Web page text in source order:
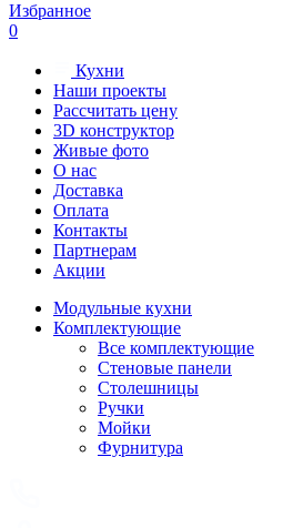
Избранное
0
Кухни
Наши проекты
Рассчитать цену
3D конструктор
Живые фото
О нас
Доставка
Оплата
Контакты
Партнерам
Акции
Модульные кухни
Комплектующие
Все комплектующие
Стеновые панели
Столешницы
Ручки
Мойки
Фурнитура